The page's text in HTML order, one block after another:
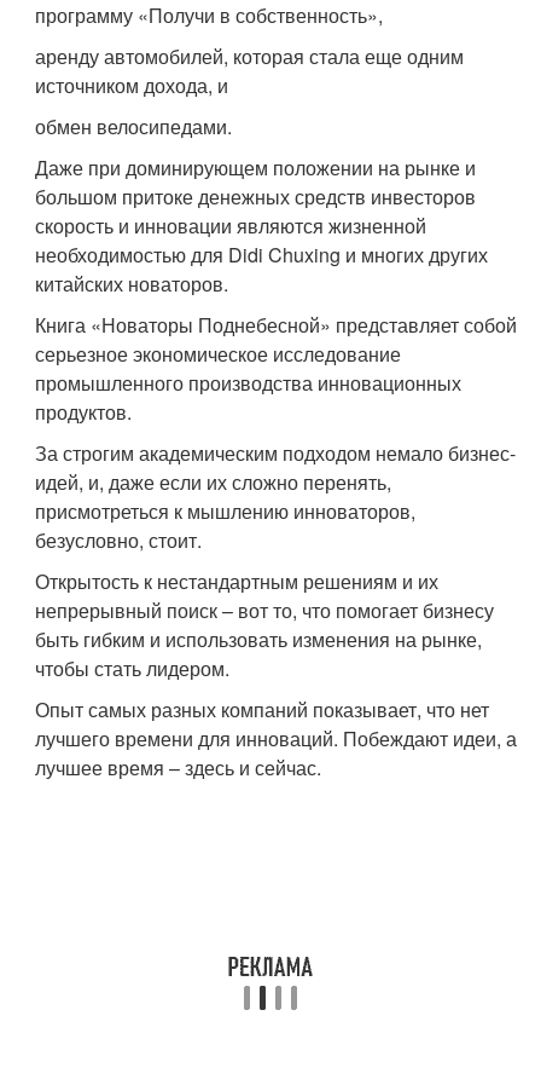
программу «Получи в собственность»,
аренду автомобилей, которая стала еще одним
источником дохода, и
обмен велосипедами.
Даже при доминирующем положении на рынке и
большом притоке денежных средств инвесторов
скорость и инновации являются жизненной
необходимостью для Didi Chuxing и многих других
китайских новаторов.
Книга «Новаторы Поднебесной» представляет собой
серьезное экономическое исследование
промышленного производства инновационных
продуктов.
За строгим академическим подходом немало бизнес-
идей, и, даже если их сложно перенять,
присмотреться к мышлению инноваторов,
безусловно, стоит.
Открытость к нестандартным решениям и их
непрерывный поиск – вот то, что помогает бизнесу
быть гибким и использовать изменения на рынке,
чтобы стать лидером.
Опыт самых разных компаний показывает, что нет
лучшего времени для инноваций. Побеждают идеи, а
лучшее время – здесь и сейчас.